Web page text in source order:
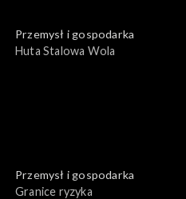
Przemysł i gospodarka
Huta Stalowa Wola
Przemysł i gospodarka
Granice ryzyka